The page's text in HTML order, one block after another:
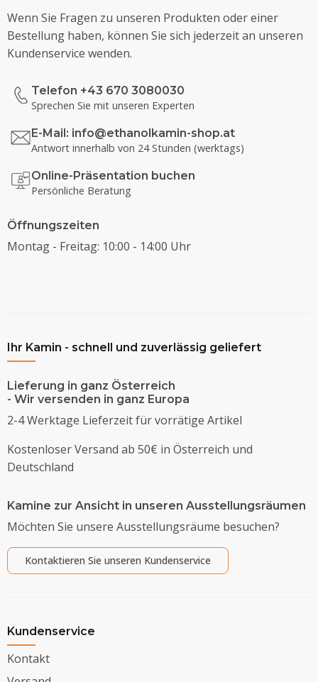
Wenn Sie Fragen zu unseren Produkten oder einer
Bestellung haben, können Sie sich jederzeit an unseren
Kundenservice wenden.
Telefon +43 670 3080030
Sprechen Sie mit unseren Experten
E-Mail: info@ethanolkamin-shop.at
Antwort innerhalb von 24 Stunden (werktags)
Online-Präsentation buchen
Persönliche Beratung
Öffnungszeiten
Montag - Freitag: 10:00 - 14:00 Uhr
Ihr Kamin - schnell und zuverlässig geliefert
Lieferung in ganz Österreich
- Wir versenden in ganz Europa
2-4 Werktage Lieferzeit für vorrätige Artikel
Kostenloser Versand ab 50€ in Österreich und
Deutschland
Kamine zur Ansicht in unseren Ausstellungsräumen
Möchten Sie unsere Ausstellungsräume besuchen?
Kontaktieren Sie unseren Kundenservice
Kundenservice
Kontakt